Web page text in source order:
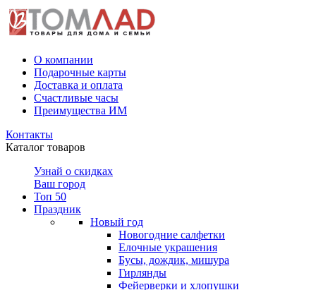
О компании
Подарочные карты
Доставка и оплата
Счастливые часы
Преимущества ИМ
Контакты
Каталог товаров
Узнай о скидках
Ваш город
Топ 50
Праздник
Новый год
Новогодние салфетки
Елочные украшения
Бусы, дождик, мишура
Гирлянды
Фейерверки и хлопушки